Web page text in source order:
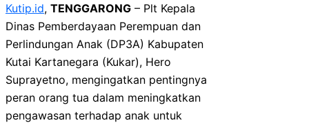
Kutip.id, TENGGARONG – Plt Kepala
Dinas Pemberdayaan Perempuan dan
Perlindungan Anak (DP3A) Kabupaten
Kutai Kartanegara (Kukar), Hero
Suprayetno, mengingatkan pentingnya
peran orang tua dalam meningkatkan
pengawasan terhadap anak untuk